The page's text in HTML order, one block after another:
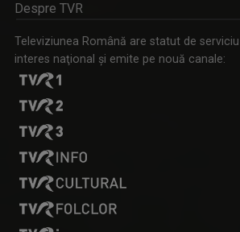
TABLETA DE SĂNĂTATE
Teme medicale de interes și invitați ...
LUIZA PARASCHIVU
Absoleventă a Facultății de Jurnalism din ...
Despre TVR
Televiziunea Română are statut de
interes naţional şi emite pe nouă canale: